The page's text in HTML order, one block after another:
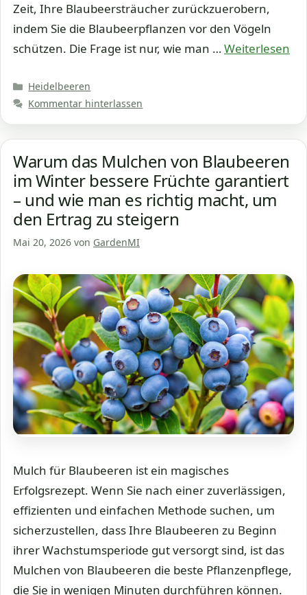
Zeit, Ihre Blaubeersträucher zurückzuerobern,
indem Sie die Blaubeerpflanzen vor den Vögeln
schützen. Die Frage ist nur, wie man …Weiterlesen
Kategorien
Heidelbeeren
Kommentar hinterlassen
Warum das Mulchen von Blaubeeren
im Winter bessere Früchte garantiert
– und wie man es richtig macht, um
den Ertrag zu steigern
Mai 20, 2026 von GardenMI
Mulch für Blaubeeren ist ein magisches
Erfolgsrezept. Wenn Sie nach einer zuverlässigen,
effizienten und einfachen Methode suchen, um
sicherzustellen, dass Ihre Blaubeeren zu Beginn
ihrer Wachstumsperiode gut versorgt sind, ist das
Mulchen von Blaubeeren die beste Pflanzenpflege,
die Sie in wenigen Minuten durchführen können.